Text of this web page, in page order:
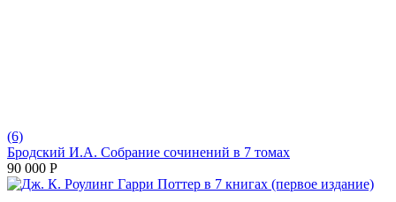
(6)
Бродский И.А. Собрание сочинений в 7 томах
90 000 Р